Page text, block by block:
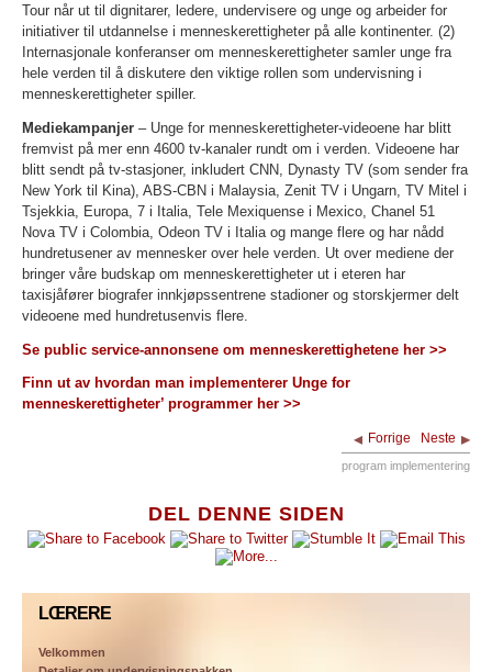
DEL DENNE SIDEN
LŒRERE
Velkommen
Tour når ut til dignitarer, ledere, undervisere og unge og arbeider for
initiativer til utdannelse i menneskerettigheter på alle kontinenter. (2)
Internasjonale konferanser om menneskerettigheter samler unge fra
hele verden til å diskutere den viktige rollen som undervisning i
menneskerettigheter spiller.
Mediekampanjer – Unge for menneskerettigheter-videoene har blitt
fremvist på mer enn 4600 tv-kanaler rundt om i verden. Videoene har
blitt sendt på tv-stasjoner, inkludert CNN, Dynasty TV (som sender fra
New York til Kina), ABS-CBN i Malaysia, Zenit TV i Ungarn, TV Mitel i
Tsjekkia, Europa, 7 i Italia, Tele Mexiquense i Mexico, Chanel 51
Nova TV i Colombia, Odeon TV i Italia og mange flere og har nådd
hundretusener av mennesker over hele verden. Ut over mediene der
bringer våre budskap om menneskerettigheter ut i eteren har
taxisjåfører biografer innkjøpssentrene stadioner og storskjermer delt
videoene med hundretusenvis flere.
Se public service-annonsene om menneskerettighetene her >>
Finn ut av hvordan man implementerer Unge for
menneskerettigheter’ programmer her >>
Forrige Neste
program implementering